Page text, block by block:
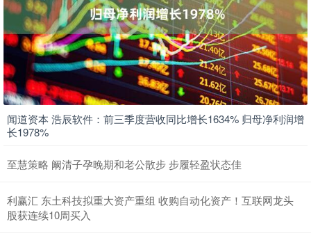
闻道资本 浩辰软件：前三季度营收同比增长1634% 归母净利润增
长1978%
至慧策略 阚清子孕晚期和老公散步 步履轻盈状态佳
利赢汇 东土科技拟重大资产重组 收购自动化资产！互联网龙头
股获连续10周买入